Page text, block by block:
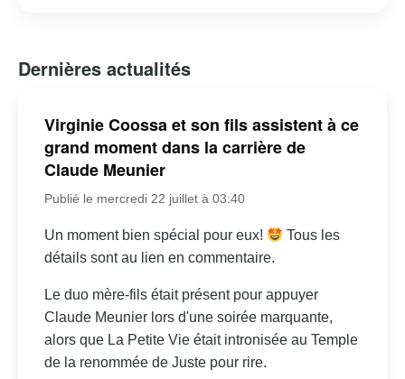
Dernières actualités
Virginie Coossa et son fils assistent à ce
grand moment dans la carrière de
Claude Meunier
Publié le mercredi 22 juillet à 03:40
Un moment bien spécial pour eux!
Tous les
détails sont au lien en commentaire.
Le duo mère-fils était présent pour appuyer
Claude Meunier lors d'une soirée marquante,
alors que La Petite Vie était intronisée au Temple
de la renommée de Juste pour rire.